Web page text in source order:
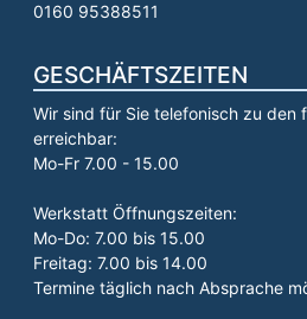
0160 95388511
GESCHÄFTSZEITEN
Wir sind für Sie telefonisch zu den
erreichbar:
Mo-Fr 7.00 - 15.00
Werkstatt Öffnungszeiten:
Mo-Do: 7.00 bis 15.00
Freitag: 7.00 bis 14.00
Termine täglich nach Absprache